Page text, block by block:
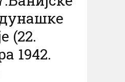
(22.
1942.